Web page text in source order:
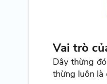
Vai trò
Dây thừng
thừng luôn là